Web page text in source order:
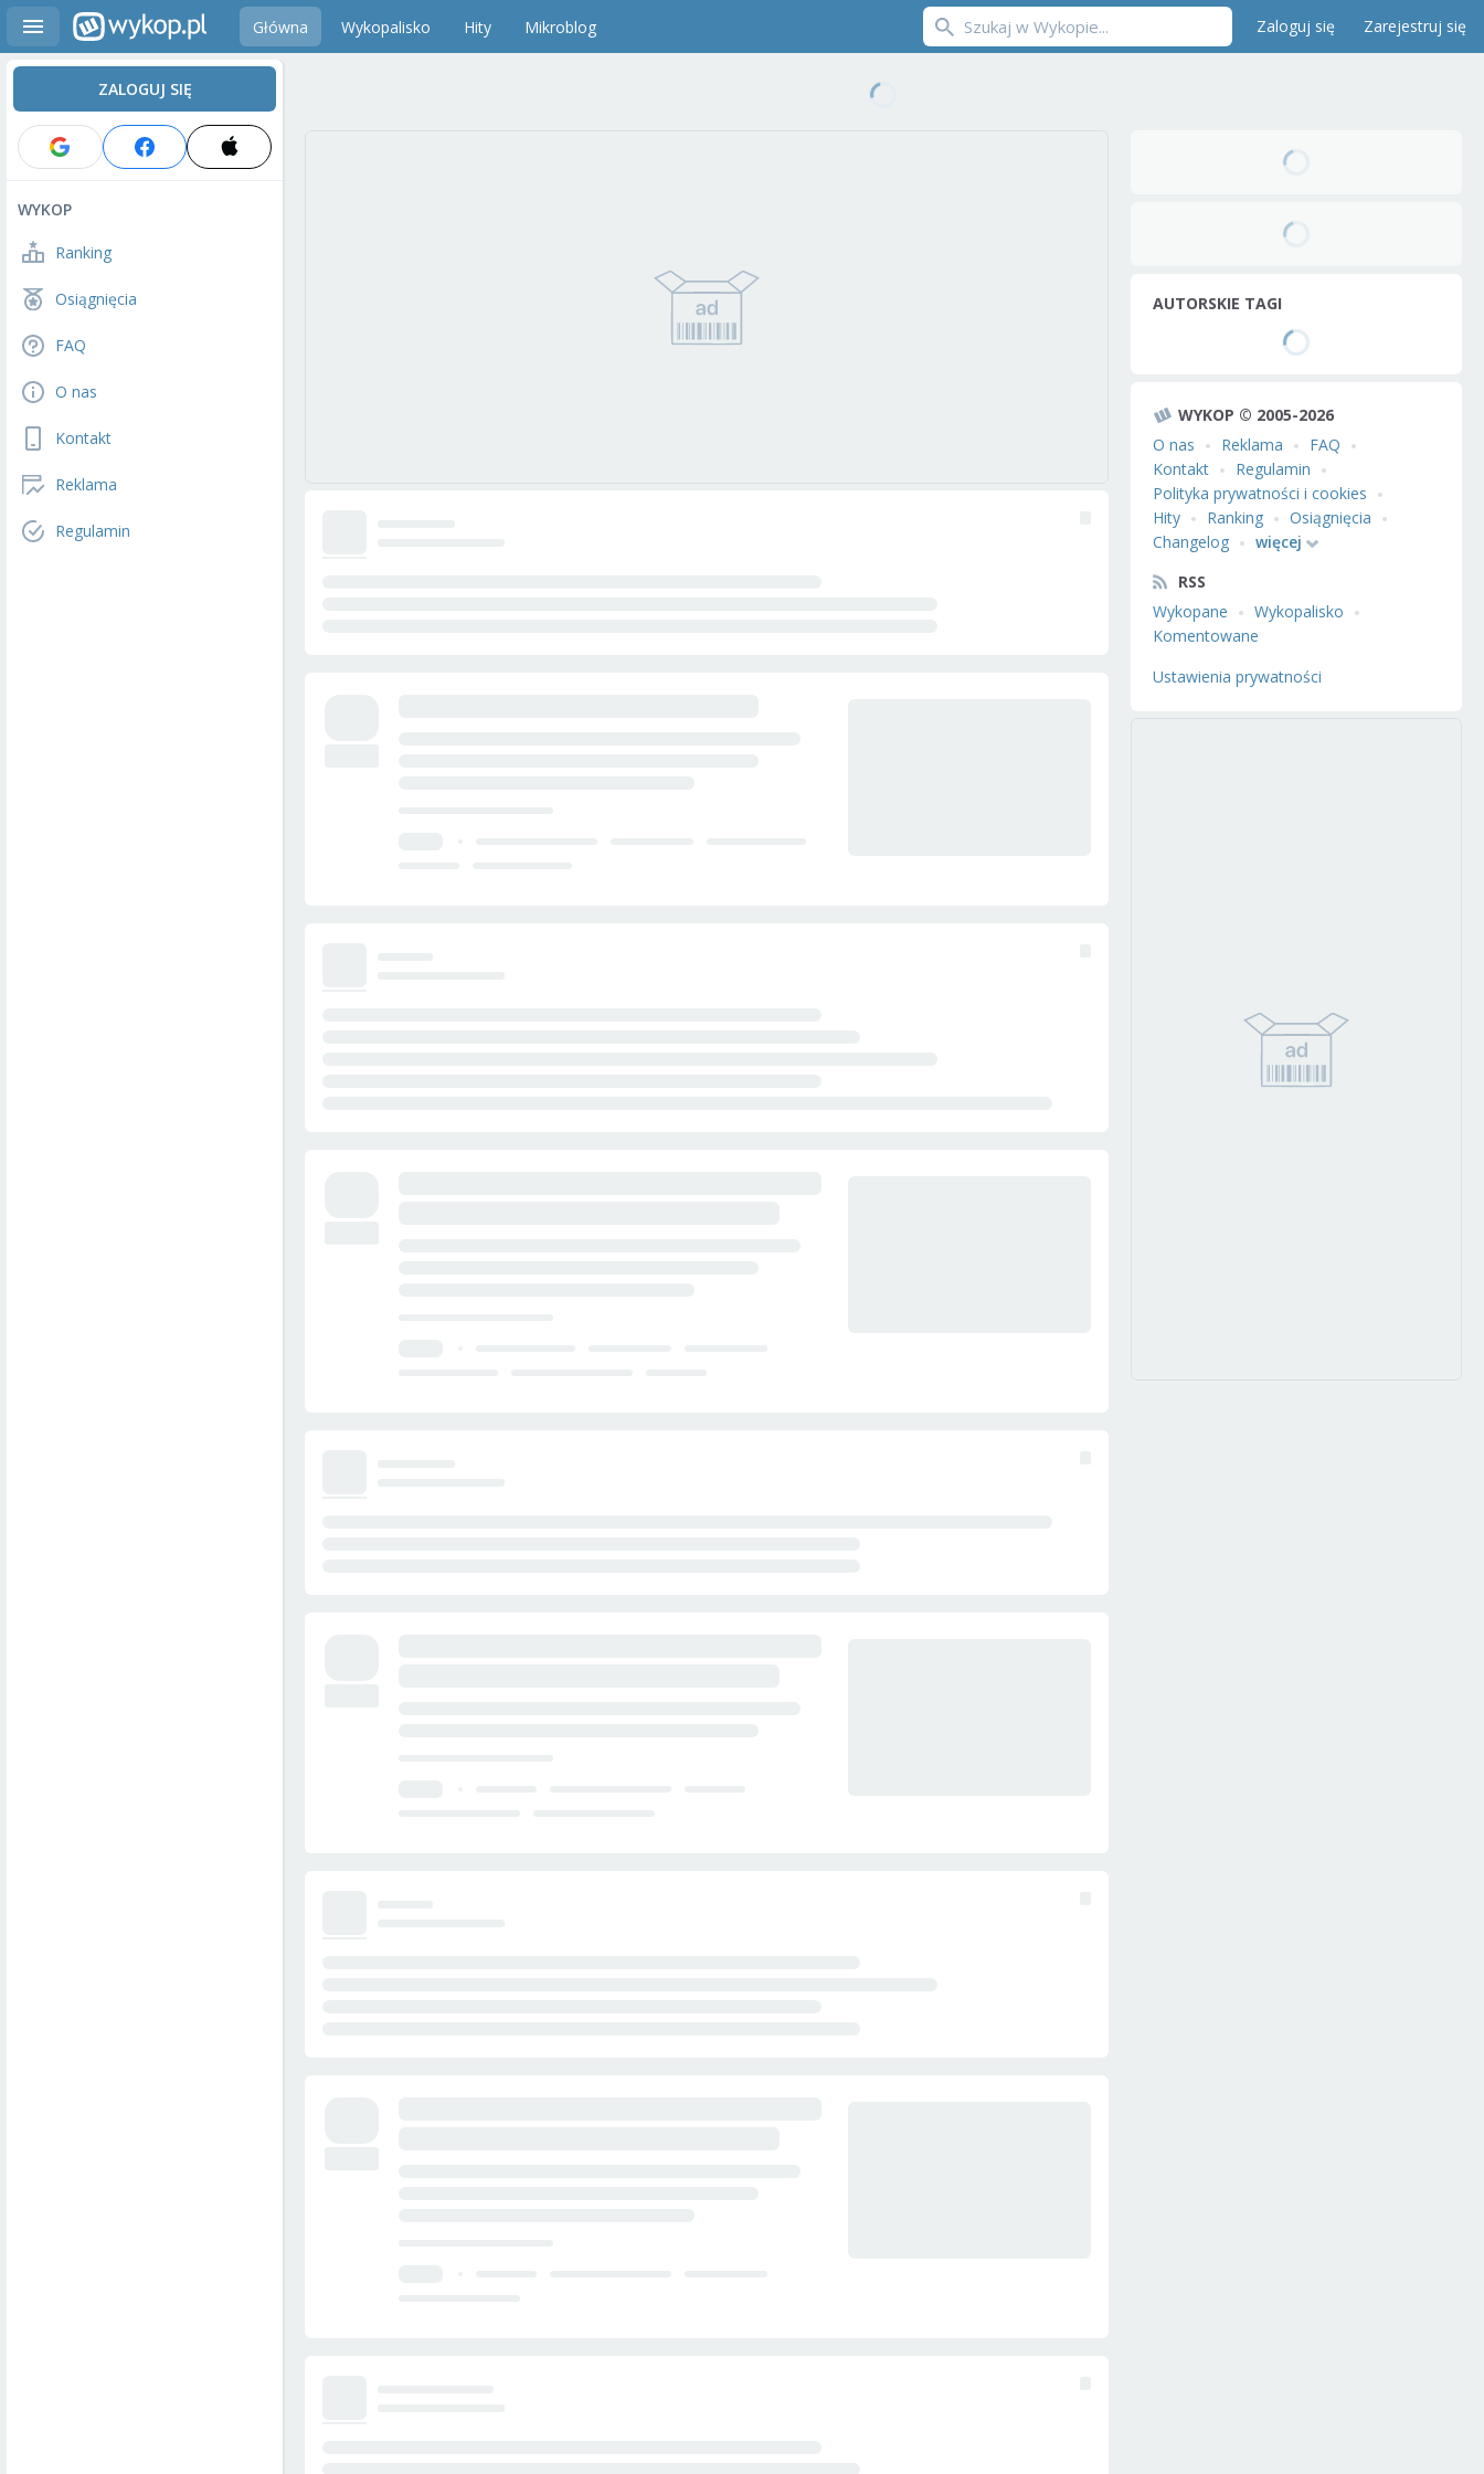
Główna Wykopalisko Hity Mikroblog Zaloguj się Zarejestruj się
ZALOGUJ SIĘ
WYKOP
Ranking
Osiągnięcia
FAQ
O nas
Kontakt
Reklama
Regulamin
AUTORSKIE TAGI
WYKOP © 2005-2026
O nas
Reklama
FAQ
Kontakt
Regulamin
Polityka prywatności i cookies
Hity
Ranking
Osiągnięcia
Changelog
więcej
RSS
Wykopane
Wykopalisko
Komentowane
Ustawienia prywatności